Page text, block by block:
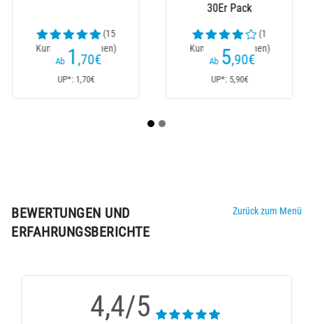
(68
Kundenrezensionen)
8,30
UP*: 8,30€
Kundenrezensionen)
Ab 10,30 €
UP*: 10,30€
BEWERTUNGEN UND
ERFAHRUNGSBERICHTE
Zurück zum Menü
4,4/5